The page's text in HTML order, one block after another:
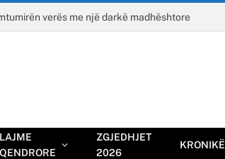
verës me një darkë madhështore
LAJME
QENDRORE
ZGJEDHJET
2026
KRONIKË